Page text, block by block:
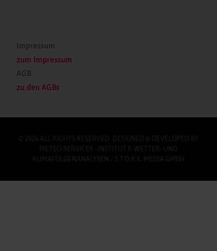
Impressum
zum Impressum
AGB
zu den AGBs
© 2026 ALL RIGHTS RESERVED. DESIGNED & DEVELOPED BY
METEO-SERVICES - INSTITUT F. WETTER- UND
KLIMAFOLGENANALYSEN / S.T.O.R.K. MEDIA GMBH